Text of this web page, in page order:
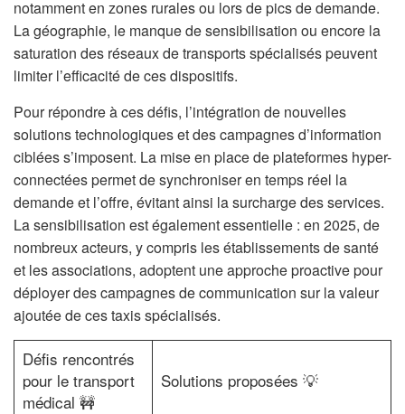
notamment en zones rurales ou lors de pics de demande.
La géographie, le manque de sensibilisation ou encore la
saturation des réseaux de transports spécialisés peuvent
limiter l’efficacité de ces dispositifs.
Pour répondre à ces défis, l’intégration de nouvelles
solutions technologiques et des campagnes d’information
ciblées s’imposent. La mise en place de plateformes hyper-
connectées permet de synchroniser en temps réel la
demande et l’offre, évitant ainsi la surcharge des services.
La sensibilisation est également essentielle : en 2025, de
nombreux acteurs, y compris les établissements de santé
et les associations, adoptent une approche proactive pour
déployer des campagnes de communication sur la valeur
ajoutée de ces taxis spécialisés.
Défis rencontrés
pour le transport
médical 🚧
Solutions proposées 💡